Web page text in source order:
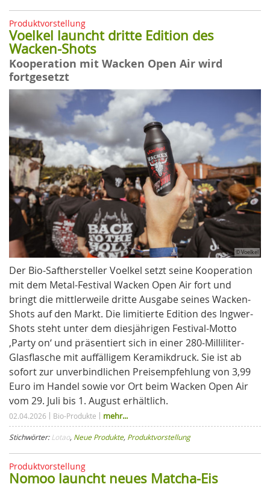
Produktvorstellung
Voelkel launcht dritte Edition des
Wacken-Shots
Kooperation mit Wacken Open Air wird
fortgesetzt
© Voelkel
Der Bio-Safthersteller Voelkel setzt seine Kooperation
mit dem Metal-Festival Wacken Open Air fort und
bringt die mittlerweile dritte Ausgabe seines Wacken-
Shots auf den Markt. Die limitierte Edition des Ingwer-
Shots steht unter dem diesjährigen Festival-Motto
‚Party on‘ und präsentiert sich in einer 280-Milliliter-
Glasflasche mit auffälligem Keramikdruck. Sie ist ab
sofort zur unverbindlichen Preisempfehlung von 3,99
Euro im Handel sowie vor Ort beim Wacken Open Air
vom 29. Juli bis 1. August erhältlich.
02.04.2026 Bio-Produkte mehr...
Stichwörter: Lotao, Neue Produkte, Produktvorstellung
Produktvorstellung
Nomoo launcht neues Matcha-Eis